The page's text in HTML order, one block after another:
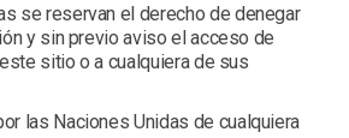
se reservan el derecho de denegar
y sin previo aviso el acceso de
sitio o a cualquiera de sus
las Naciones Unidas de cualquiera